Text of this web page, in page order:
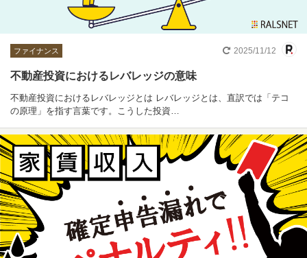
ファイナンス 2025/11/12
不動産投資におけるレバレッジの意味
不動産投資におけるレバレッジとは レバレッジとは、直訳では「テコ
の原理」を指す言葉です。こうした投資…